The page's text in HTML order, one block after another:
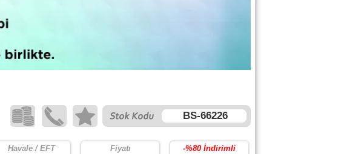
BS-66226
-%80 İndirimli
Fiyatı
Havale / EFT